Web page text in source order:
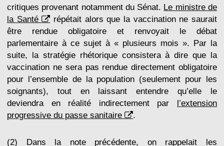
critiques provenant notamment du Sénat. Le ministre de
la Santé
répétait alors que la vaccination ne saurait
être rendue obligatoire et renvoyait le débat
parlementaire à ce sujet à « plusieurs mois ». Par la
suite, la stratégie rhétorique consistera à dire que la
vaccination ne sera pas rendue directement obligatoire
pour l’ensemble de la population (seulement pour les
soignants), tout en laissant entendre qu’elle le
deviendra en réalité indirectement par l’extension
progressive du passe sanitaire
.
(2) Dans la note précédente, on rappelait les